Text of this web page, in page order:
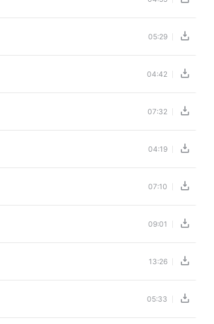
05:29
04:42
07:32
04:19
07:10
09:01
13:26
05:33